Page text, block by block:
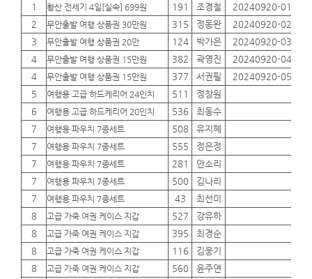
1 황산 전세기 4일[실속] 699원 191 조경철 20240920-01
2
무안출발 여행 상품권 30만원 315 정동완 20240920-02
3
무안출발 여행 상품권 20만 124 박가은 20240920-03
4
무안출발 여행 상품권 15만원 382 곽영진 20240920-04
4
무안출발 여행 상품권 15만원 377 서권필 20240920-05
5
여행용 고급 하드케리어 24인치 511 정창원
6
여행용 고급 하드케리어 20인치 536 최동수
7
여행용 파우치 7종세트 508 유지혜
7
여행용 파우치 7종세트 555 정은정
7
여행용 파우치 7종세트 281 안소리
7
여행용 파우치 7종세트 500 김나리
7
여행용 파우치 7종세트 43 최선미
8
고급 가죽 여권 케이스 지갑 527 강유하
8
고급 가죽 여권 케이스 지갑 395 최경순
8
고급 가죽 여권 케이스 지갑 116 김웅기
8
고급 가죽 여권 케이스 지갑 560 윤주연